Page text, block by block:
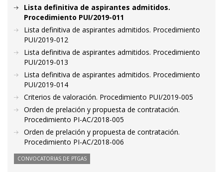
Lista definitiva de aspirantes admitidos.
Procedimiento PUI/2019-011
Lista definitiva de aspirantes admitidos. Procedimiento
PUI/2019-012
Lista definitiva de aspirantes admitidos. Procedimiento
PUI/2019-013
Lista definitiva de aspirantes admitidos. Procedimiento
PUI/2019-014
Criterios de valoración. Procedimiento PUI/2019-005
Orden de prelación y propuesta de contratación.
Procedimiento PI-AC/2018-005
Orden de prelación y propuesta de contratación.
Procedimiento PI-AC/2018-006
CONVOCATORIAS DE PTGAS